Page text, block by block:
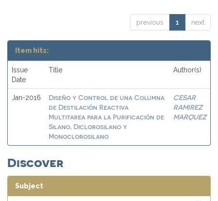
previous 1 next
Item hits:
Issue
Date
Title Author(s)
Jan-2016
Diseño y Control de una Columna
de Destilación Reactiva
Multitarea para la Purificación de
Silano, Diclorosilano y
Monoclorosilano
CESAR
RAMIREZ
MARQUEZ
Discover
Subject